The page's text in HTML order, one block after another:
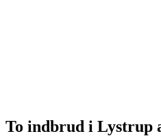
To indbrud i Lystrup